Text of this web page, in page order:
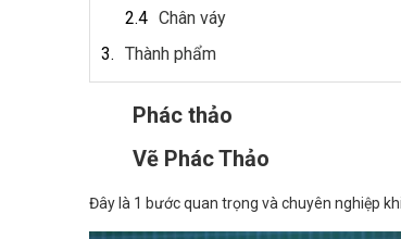
Chân váy
Thành phẩm
Phác thảo
Vẽ Phác Thảo
Đây là 1 bước quan trọng và chuyên nghiệp